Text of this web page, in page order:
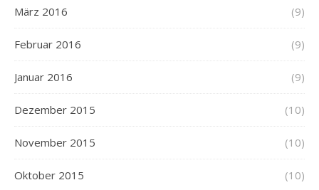
März 2016 (9)
Februar 2016 (9)
Januar 2016 (9)
Dezember 2015 (10)
November 2015 (10)
Oktober 2015 (10)